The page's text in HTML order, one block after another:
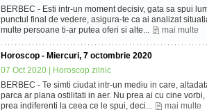
BERBEC - Esti intr-un moment decisiv, gata sa spui
punctul final de vedere, asigura-te ca ai analizat
multe persoane ti-ar putea oferi si alte...
mai multe
Horoscop - Miercuri, 7 octombrie 2020
07 Oct 2020 |
Horoscop zilnic
BERBEC - Te simti ciudat intr-un mediu in care,
parca ar plana ostilitati in aer. Nu prea ai cu cine
prea indiferenti la ceea ce le spui, deci...
mai multe